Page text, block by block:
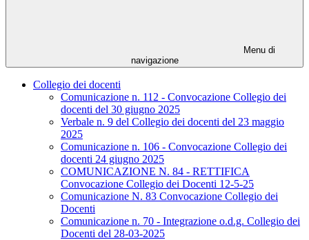
Menu di
navigazione
Collegio dei docenti
Comunicazione n. 112 - Convocazione Collegio dei
docenti del 30 giugno 2025
Verbale n. 9 del Collegio dei docenti del 23 maggio
2025
Comunicazione n. 106 - Convocazione Collegio dei
docenti 24 giugno 2025
COMUNICAZIONE N. 84 - RETTIFICA
Convocazione Collegio dei Docenti 12-5-25
Comunicazione N. 83 Convocazione Collegio dei
Docenti
Comunicazione n. 70 - Integrazione o.d.g. Collegio dei
Docenti del 28-03-2025